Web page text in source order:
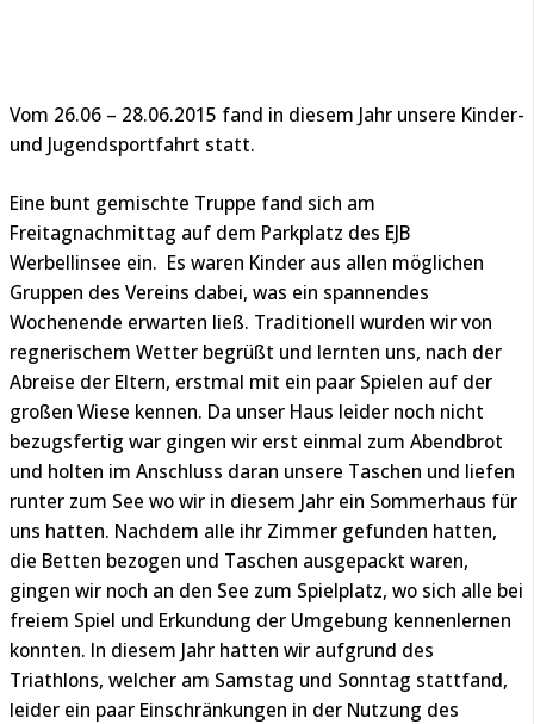
Vom 26.06 – 28.06.2015 fand in diesem Jahr unsere Kinder-
und Jugendsportfahrt statt.
Eine bunt gemischte Truppe fand sich am
Freitagnachmittag auf dem Parkplatz des EJB
Werbellinsee ein. Es waren Kinder aus allen möglichen
Gruppen des Vereins dabei, was ein spannendes
Wochenende erwarten ließ. Traditionell wurden wir von
regnerischem Wetter begrüßt und lernten uns, nach der
Abreise der Eltern, erstmal mit ein paar Spielen auf der
großen Wiese kennen. Da unser Haus leider noch nicht
bezugsfertig war gingen wir erst einmal zum Abendbrot
und holten im Anschluss daran unsere Taschen und liefen
runter zum See wo wir in diesem Jahr ein Sommerhaus für
uns hatten. Nachdem alle ihr Zimmer gefunden hatten,
die Betten bezogen und Taschen ausgepackt waren,
gingen wir noch an den See zum Spielplatz, wo sich alle bei
freiem Spiel und Erkundung der Umgebung kennenlernen
konnten. In diesem Jahr hatten wir aufgrund des
Triathlons, welcher am Samstag und Sonntag stattfand,
leider ein paar Einschränkungen in der Nutzung des